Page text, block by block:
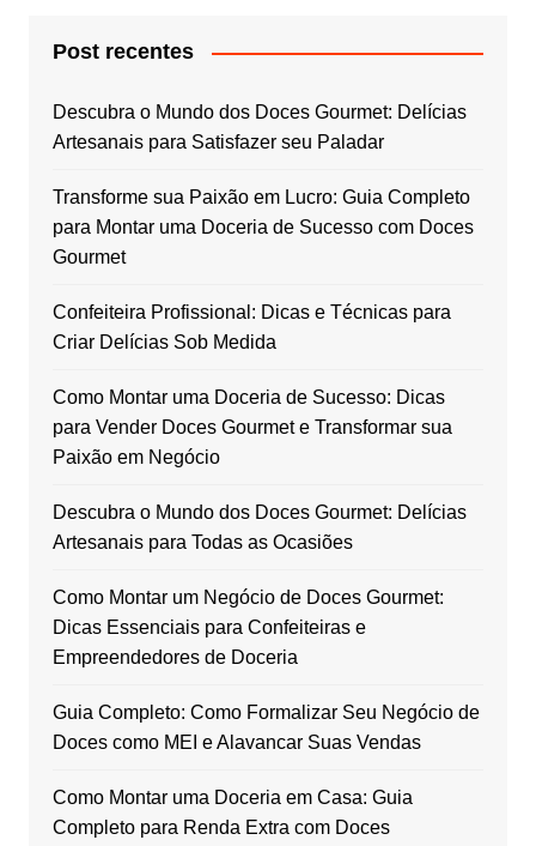
Post recentes
Descubra o Mundo dos Doces Gourmet: Delícias
Artesanais para Satisfazer seu Paladar
Transforme sua Paixão em Lucro: Guia Completo
para Montar uma Doceria de Sucesso com Doces
Gourmet
Confeiteira Profissional: Dicas e Técnicas para
Criar Delícias Sob Medida
Como Montar uma Doceria de Sucesso: Dicas
para Vender Doces Gourmet e Transformar sua
Paixão em Negócio
Descubra o Mundo dos Doces Gourmet: Delícias
Artesanais para Todas as Ocasiões
Como Montar um Negócio de Doces Gourmet:
Dicas Essenciais para Confeiteiras e
Empreendedores de Doceria
Guia Completo: Como Formalizar Seu Negócio de
Doces como MEI e Alavancar Suas Vendas
Como Montar uma Doceria em Casa: Guia
Completo para Renda Extra com Doces